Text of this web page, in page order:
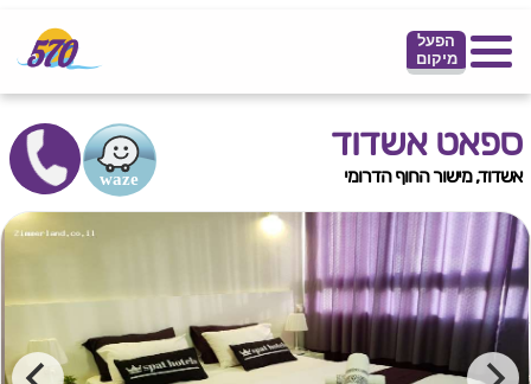
הפעל
מיקום
ספאט אשדוד
אשדוד, מישור החוף הדרומי